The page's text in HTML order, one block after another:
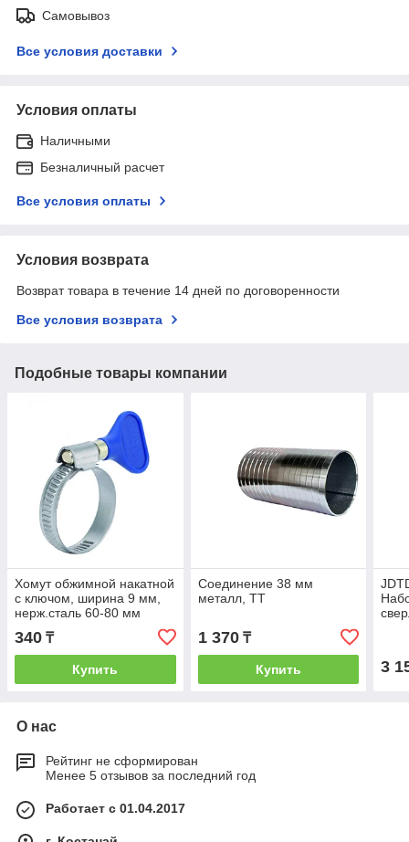
Самовывоз
Все условия доставки
Условия оплаты
Наличными
Безналичный расчет
Все условия оплаты
Условия возврата
Возврат товара в течение 14 дней по договоренности
Все условия возврата
Подобные товары компании
Хомут обжимной накатной
с ключом, ширина 9 мм,
нерж.сталь 60-80 мм
340 ₸
Купить
Соединение 38 мм
металл, ТТ
1 370₸
Купить 3
О нас
Рейтинг не сформирован
Менее 5 отзывов за последний год
Работает с 01.04.2017